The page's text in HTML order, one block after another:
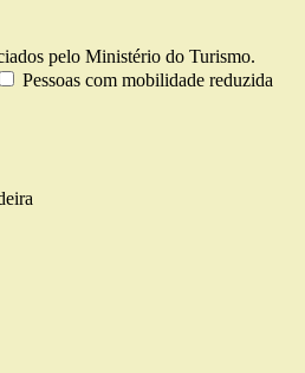
pelo Ministério do Turismo.
Pessoas com mobilidade reduzida